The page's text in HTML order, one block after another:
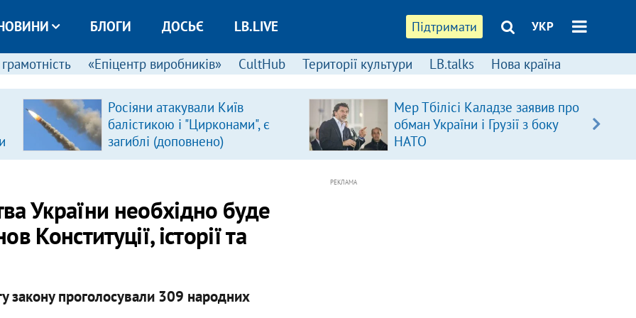
Підтримати УКР
БЛОГИ ДОСЬЄ LB.LIVE
«Епіцентр виробників» CultHub Території культури LB.talks Нова країна
Росіяни атакували Київ
балістикою і "Цирконами", є
загиблі (доповнено)
Мер Тбілісі Каладзе заявив про
обман України і Грузії з боку
НАТО
України необхідно буде
Конституції, історії та
закону проголосували 309 народних
РЕКЛАМА